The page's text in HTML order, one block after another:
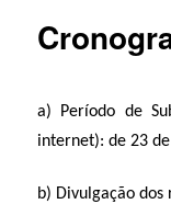
a) Período de
internet): de 23
b) Divulgação dos